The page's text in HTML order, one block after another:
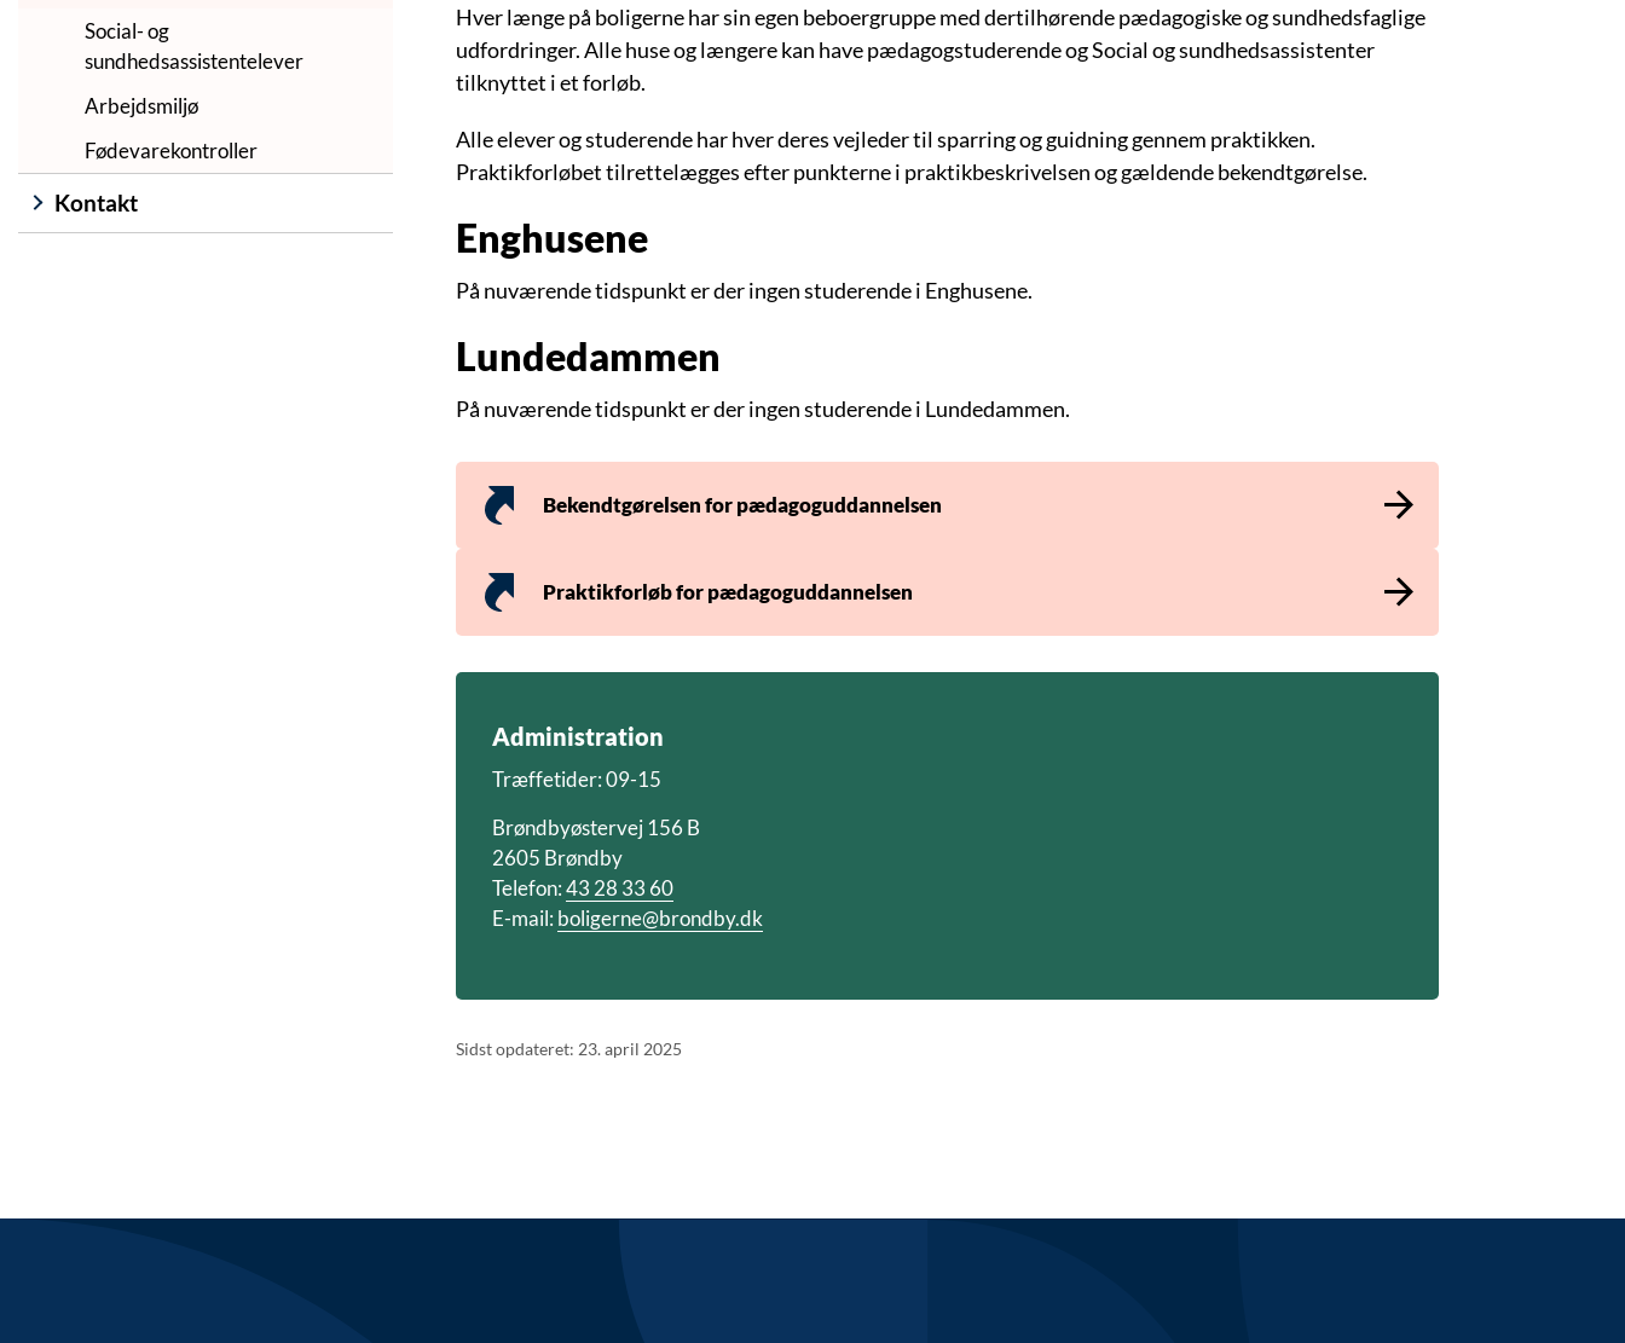
Social- og
sundhedsassistentelever
Arbejdsmiljø
Fødevarekontroller
Kontakt
Hver længe på boligerne har sin egen beboergruppe med dertilhørende pædagogiske og sundhedsfaglige
udfordringer. Alle huse og længere kan have pædagogstuderende og Social og sundhedsassistenter
tilknyttet i et forløb.
Alle elever og studerende har hver deres vejleder til sparring og guidning gennem praktikken.
Praktikforløbet tilrettelægges efter punkterne i praktikbeskrivelsen og gældende bekendtgørelse.
Enghusene
På nuværende tidspunkt er der ingen studerende i Enghusene.
Lundedammen
På nuværende tidspunkt er der ingen studerende i Lundedammen.
Bekendtgørelsen for pædagoguddannelsen
Praktikforløb for pædagoguddannelsen
Administration
Træffetider: 09-15
Brøndbyøstervej 156 B
2605 Brøndby
Telefon:43 28 33 60
E-mail: boligerne@brondby.dk
Sidst opdateret: 23. april 2025